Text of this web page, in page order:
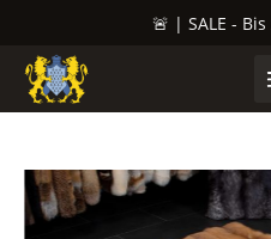
🚨 | SALE -
Bildergalerie überspringen